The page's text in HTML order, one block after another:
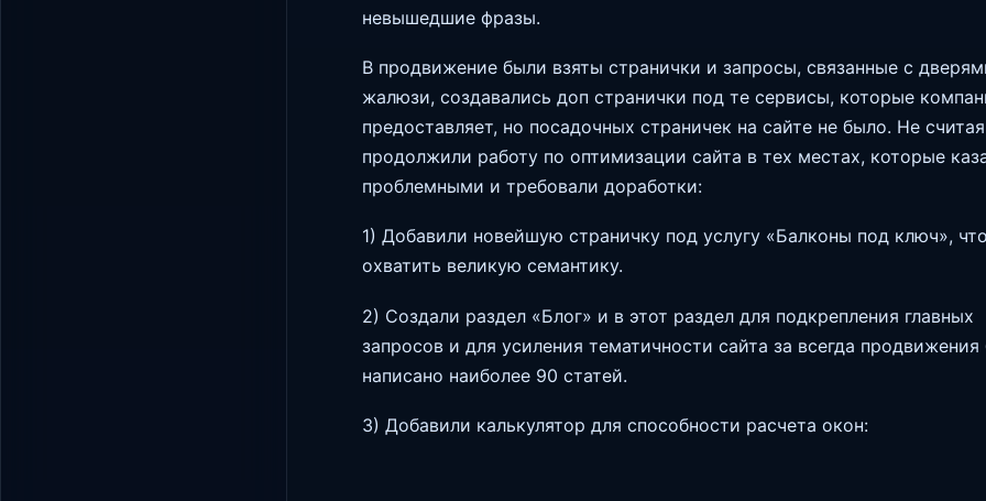
невышедшие фразы.
В продвижение были взяты странички и запросы, связанные с
жалюзи, создавались доп странички под те сервисы, которые
предоставляет, но посадочных страничек на сайте не было. Не
продолжили работу по оптимизации сайта в тех местах, которые
проблемными и требовали доработки:
1) Добавили новейшую страничку под услугу «Балконы под ключ»,
охватить великую семантику.
2) Создали раздел «Блог» и в этот раздел для подкрепления главных
запросов и для усиления тематичности сайта за всегда
написано наиболее 90 статей.
3) Добавили калькулятор для способности расчета окон: